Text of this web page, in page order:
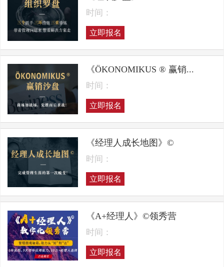
时间：
立即报名
《ÖKONOMIKUS ® 赢销...
时间：
立即报名
《经理人成长地图》©
时间：
立即报名
《A+经理人》©领秀营
时间：
立即报名